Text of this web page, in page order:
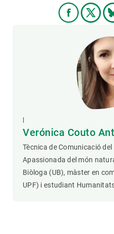
Verónica Couto
Tècnica de Comunicació del
Apassionada del món
Biòloga (UB), màster en
UPF) i estudiant